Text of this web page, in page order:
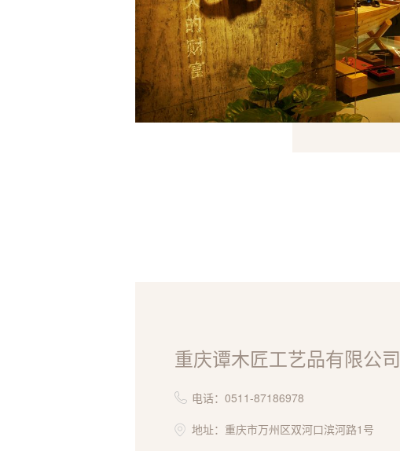
重庆谭木匠工艺品有限公司
电话：0511-87186978
地址：重庆市万州区双河口滨河路1号